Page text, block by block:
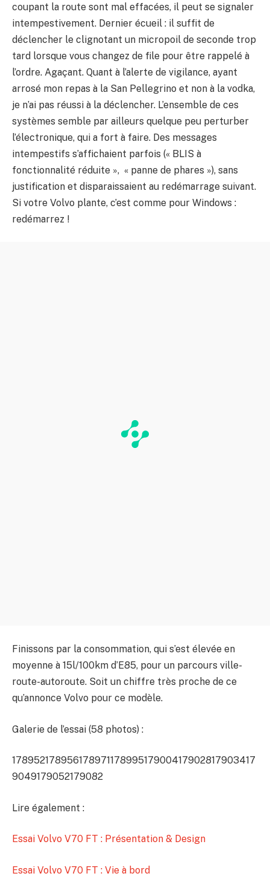
coupant la route sont mal effacées, il peut se signaler
intempestivement. Dernier écueil : il suffit de
déclencher le clignotant un micropoil de seconde trop
tard lorsque vous changez de file pour être rappelé à
l’ordre. Agaçant. Quant à l’alerte de vigilance, ayant
arrosé mon repas à la San Pellegrino et non à la vodka,
je n’ai pas réussi à la déclencher. L’ensemble de ces
systèmes semble par ailleurs quelque peu perturber
l’électronique, qui a fort à faire. Des messages
intempestifs s’affichaient parfois (« BLIS à
fonctionnalité réduite », « panne de phares »), sans
justification et disparaissaient au redémarrage suivant.
Si votre Volvo plante, c’est comme pour Windows :
redémarrez !
Finissons par la consommation, qui s’est élevée en
moyenne à 15l/100km d’E85, pour un parcours ville-
route-autoroute. Soit un chiffre très proche de ce
qu’annonce Volvo pour ce modèle.
Galerie de l’essai (58 photos) :
17895217895617897117899517900417902817903417
9049179052179082
Lire également :
Essai Volvo V70 FT : Présentation & Design
Essai Volvo V70 FT : Vie à bord